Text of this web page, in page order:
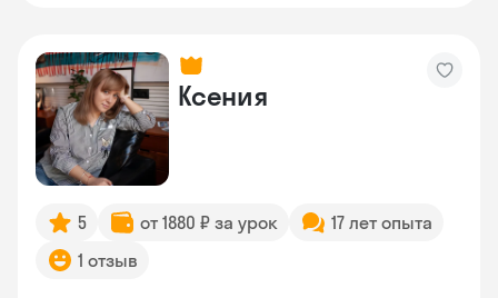
Ксения
5 от 1880 ₽ за урок
17 лет опыта
1 отзыв